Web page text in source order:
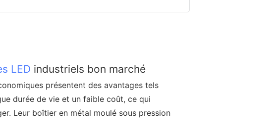
LED industriels bon marché
présentent des avantages tels
durée de vie et un faible coût, ce qui
Leur boîtier en métal moulé sous pression